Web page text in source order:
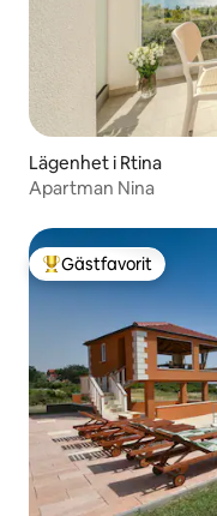
Lägenhet i Rtina
Apartman Nina
Populär gästfavorit
Gästfavorit